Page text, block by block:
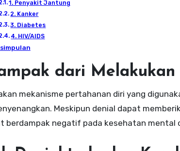
1. Penyakit Jantung
2. Kanker
3. Diabetes
4. HIV/AIDS
dari Melakukan
mekanisme pertahanan diri yang
Meskipun denial dapat
berdampak negatif pada kesehatan mental